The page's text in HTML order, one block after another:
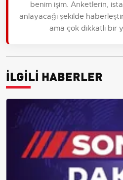
benim işim. Anketlerin,
anlayacağı şekilde
ama çok dikkatli bir
İLGİLİ HABERLER